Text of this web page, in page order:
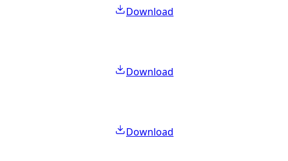
Download
Download
Download